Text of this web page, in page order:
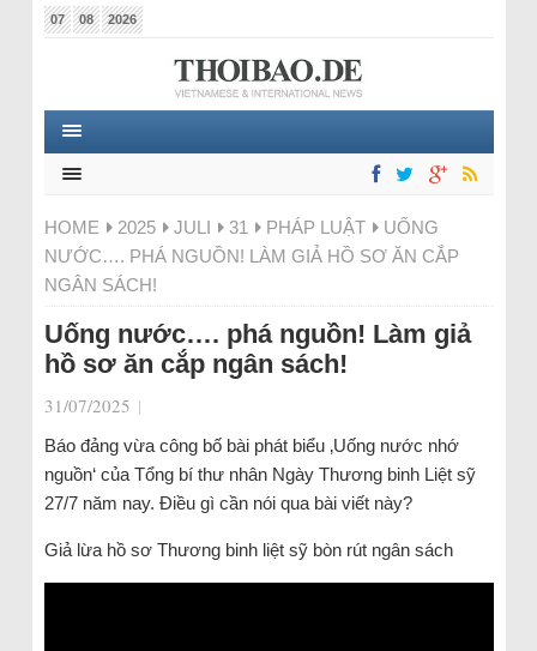
07 08 2026
HOME 2025 JULI 31 PHÁP LUẬT
UỐNG
NƯỚC…. PHÁ NGUỒN! LÀM GIẢ HỒ SƠ ĂN CẮP
NGÂN SÁCH!
Uống nước…. phá nguồn! Làm giả
hồ sơ ăn cắp ngân sách!
31/07/2025 |
Báo đảng vừa công bố bài phát biểu ‚Uống nước nhớ
nguồn‘ của Tổng bí thư nhân Ngày Thương binh Liệt sỹ
27/7 năm nay. Điều gì cần nói qua bài viết này?
Giả lừa hồ sơ Thương binh liệt sỹ bòn rút ngân sách